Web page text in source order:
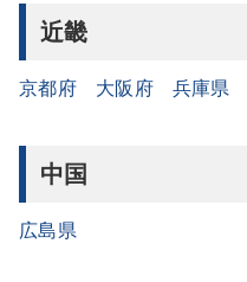
近畿
京都府 大阪府 兵庫県
中国
広島県